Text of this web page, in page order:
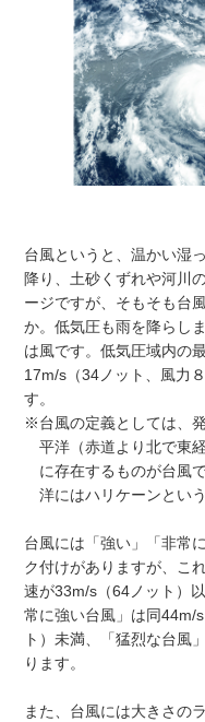
台風というと、温かい湿
降り、土砂くずれや河川
ージですが、そもそも台
か。低気圧も雨を降らし
は風です。低気圧域内の
17m/s（34ノット、風力
す。
※台風の定義としては、
平洋（赤道より北で東
に存在するものが台風
洋にはハリケーンとい
台風には「強い」「非常
ク付けがありますが、こ
速が33m/s（64ノット）
常に強い台風」は同44m/
ト）未満、「猛烈な台風
ります。
また、台風には大きさの